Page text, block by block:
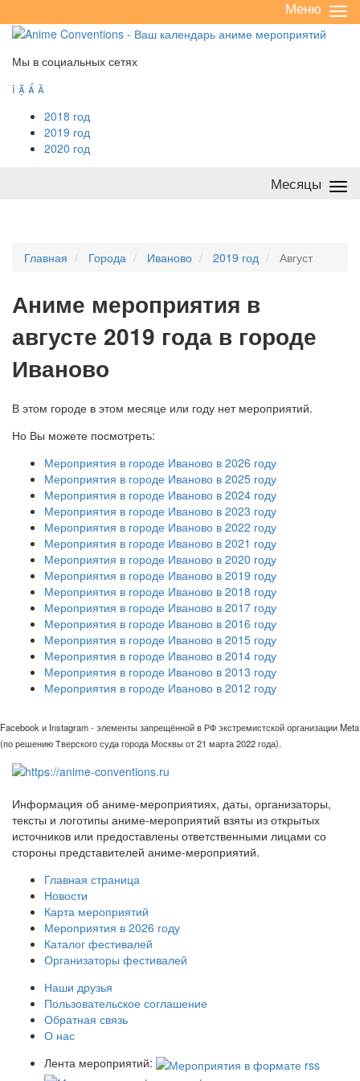
/
Меню
Мы в социальных сетях
   
2018 год
2019 год
2020 год
Месяцы
Главная Города Иваново 2019 год Август
Аниме мероприятия в
августе 2019 года в городе
Иваново
В этом городе в этом месяце или году нет мероприятий.
Но Вы можете посмотреть:
Мероприятия в городе Иваново в 2026 году
Мероприятия в городе Иваново в 2025 году
Мероприятия в городе Иваново в 2024 году
Мероприятия в городе Иваново в 2023 году
Мероприятия в городе Иваново в 2022 году
Мероприятия в городе Иваново в 2021 году
Мероприятия в городе Иваново в 2020 году
Мероприятия в городе Иваново в 2019 году
Мероприятия в городе Иваново в 2018 году
Мероприятия в городе Иваново в 2017 году
Мероприятия в городе Иваново в 2016 году
Мероприятия в городе Иваново в 2015 году
Мероприятия в городе Иваново в 2014 году
Мероприятия в городе Иваново в 2013 году
Мероприятия в городе Иваново в 2012 году
Facebook и Instagram - элементы запрещённой в РФ экстремистской организации Meta
(по решению Тверского суда города Москвы от 21 марта 2022 года).
Информация об аниме-мероприятиях, даты, организаторы,
тексты и логотипы аниме-мероприятий взяты из открытых
источников или предоставлены ответственными лицами со
стороны представителей аниме-мероприятий.
Главная страница
Новости
Карта мероприятий
Мероприятия в 2026 году
Каталог фестивалей
Организаторы фестивалей
Наши друзья
Пользовательское соглашение
Обратная связь
О нас
Лента мероприятий: